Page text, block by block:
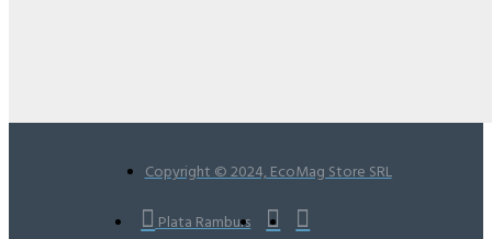
Copyright © 2024, EcoMag Store SRL
Plata Ramburs